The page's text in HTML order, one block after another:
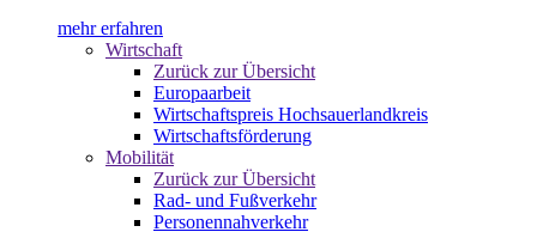
mehr erfahren
Wirtschaft
Zurück zur Übersicht
Europaarbeit
Wirtschaftspreis Hochsauerlandkreis
Wirtschaftsförderung
Mobilität
Zurück zur Übersicht
Rad- und Fußverkehr
Personennahverkehr